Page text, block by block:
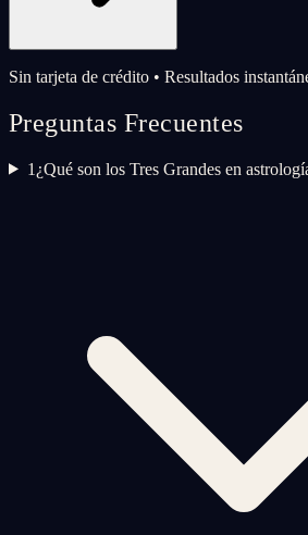
Sin tarjeta de crédito • Resultados
Preguntas Frecuentes
1 ¿Qué son los Tres Grandes en